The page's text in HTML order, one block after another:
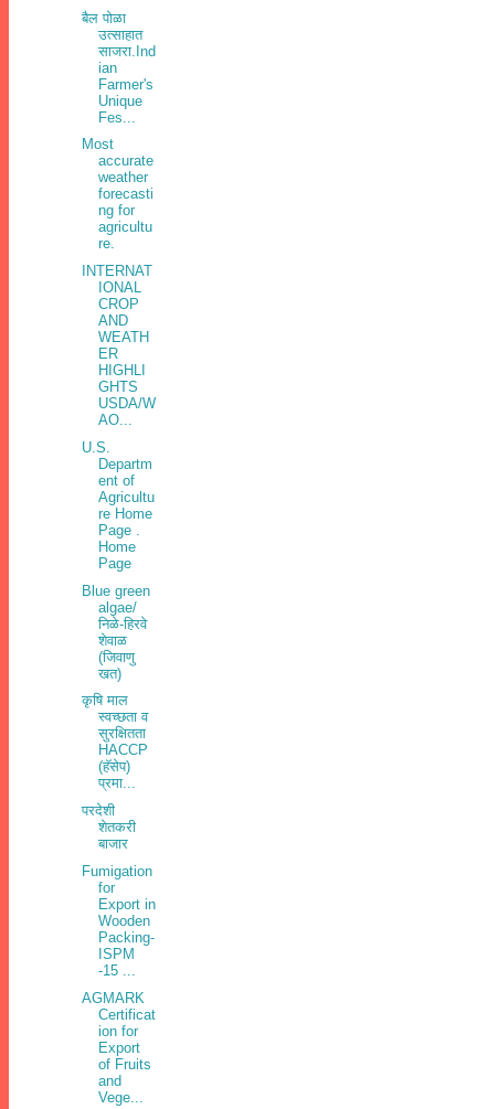
बैल पोळा
उत्साहात
साजरा.Ind
ian
Farmer's
Unique
Fes...
Most
accurate
weather
forecasti
ng for
agricultu
re.
INTERNAT
IONAL
CROP
AND
WEATH
ER
HIGHLI
GHTS
USDA/W
AO...
U.S.
Departm
ent of
Agricultu
re Home
Page .
Home
Page
Blue green
algae/
निळे-हिरवे
शेवाळ
(जिवाणु
खत)
कृषि माल
स्वच्छता व
सुरक्षितता
HACCP
(हॅसेप)
प्रमा...
परदेशी
शेतकरी
बाजार
Fumigation
for
Export in
Wooden
Packing-
ISPM
-15 ...
AGMARK
Certificat
ion for
Export
of Fruits
and
Vege...